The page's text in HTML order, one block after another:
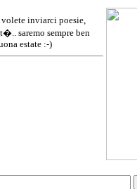
inviarci poesie,
saremo sempre ben
estate :-)